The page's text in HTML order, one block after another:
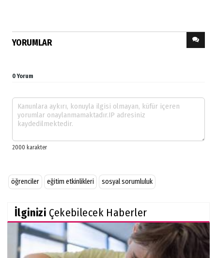
YORUMLAR
0 Yorum
öğrenciler eğitim etkinlikleri sosyal sorumluluk
İlginizi Çekebilecek Haberler